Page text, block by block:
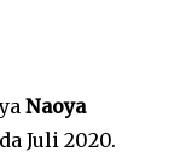
Naoya
Juli 2020.